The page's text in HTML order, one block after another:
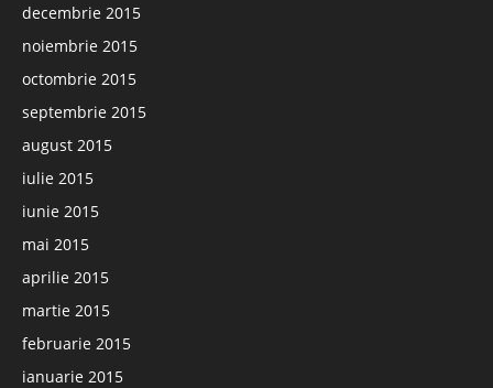
decembrie 2015
noiembrie 2015
octombrie 2015
septembrie 2015
august 2015
iulie 2015
iunie 2015
mai 2015
aprilie 2015
martie 2015
februarie 2015
ianuarie 2015